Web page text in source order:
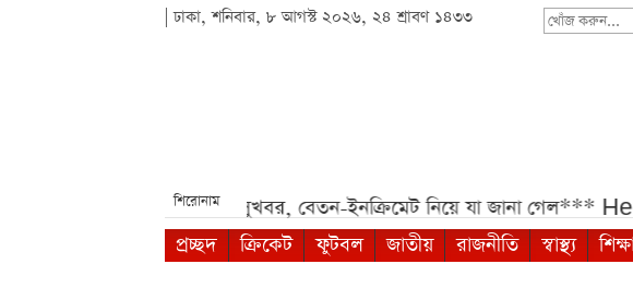
| ঢাকা, শনিবার, ৮ আগস্ট ২০২৬, ২৪ শ্রাবণ ১৪৩৩
খোঁজ
শিরোনাম
আগামী সপ্তাহেই সুখবর, বেতন-ইনক্রিমেট নিয়ে যা জানা গেল*** Hero
প্রচ্ছদ
ক্রিকেট ফুটবল জাতীয় রাজনীতি স্বাস্থ্য